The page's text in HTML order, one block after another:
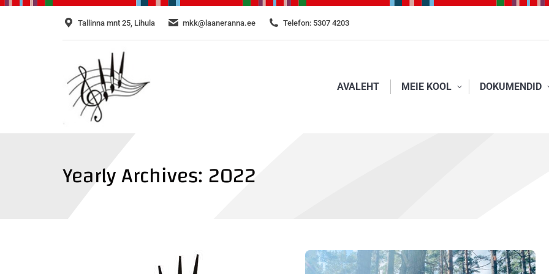
Tallinna mnt 25, Lihula mkk@laaneranna.ee Telefon: 5307 4203
AVALEHT MEIE KOOL DOKUMENDID
Yearly Archives:2022
AVALEHT MEIE KOOL DOKUMENDID